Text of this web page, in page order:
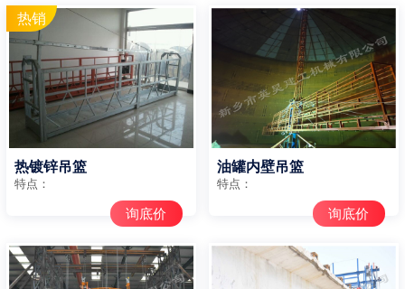
热镀锌吊篮
特点：
询底价
油罐内壁吊篮
特点：
询底价